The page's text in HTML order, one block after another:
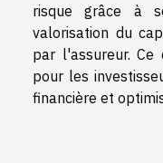
risque grâce à
valorisation du
par l'assureur. Ce
pour les
financière et